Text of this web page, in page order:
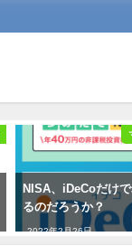
NISA、iDeCoだけ
るのだろうか？
2022年2月26日